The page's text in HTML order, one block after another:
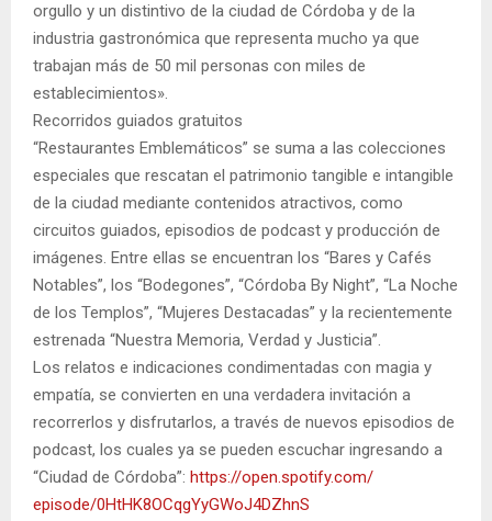
orgullo y un distintivo de la ciudad de Córdoba y de la
industria gastronómica que representa mucho ya que
trabajan más de 50 mil personas con miles de
establecimientos».
Recorridos guiados gratuitos
“Restaurantes Emblemáticos” se suma a las colecciones
especiales que rescatan el patrimonio tangible e intangible
de la ciudad mediante contenidos atractivos, como
circuitos guiados, episodios de podcast y producción de
imágenes. Entre ellas se encuentran los “Bares y Cafés
Notables”, los “Bodegones”, “Córdoba By Night”, “La Noche
de los Templos”, “Mujeres Destacadas” y la recientemente
estrenada “Nuestra Memoria, Verdad y Justicia”.
Los relatos e indicaciones condimentadas con magia y
empatía, se convierten en una verdadera invitación a
recorrerlos y disfrutarlos, a través de nuevos episodios de
podcast, los cuales ya se pueden escuchar ingresando a
“Ciudad de Córdoba”: https://open.spotify.com/
episode/0HtHK8OCqgYyGWoJ4DZhnS